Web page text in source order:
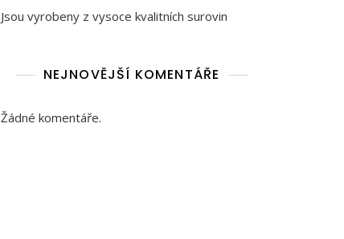
Jsou vyrobeny z vysoce kvalitních surovin
NEJNOVĚJŠÍ KOMENTÁŘE
Žádné komentáře.